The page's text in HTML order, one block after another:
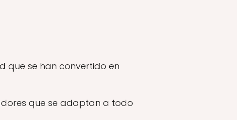
que se han convertido en
que se adaptan a todo